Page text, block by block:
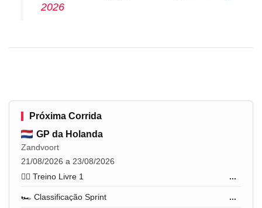
2026
Próxima Corrida
GP da Holanda
Zandvoort
21/08/2026 a 23/08/2026
🏋️‍♂️ Treino Livre 1
...
🏎️ Classificação Sprint ...